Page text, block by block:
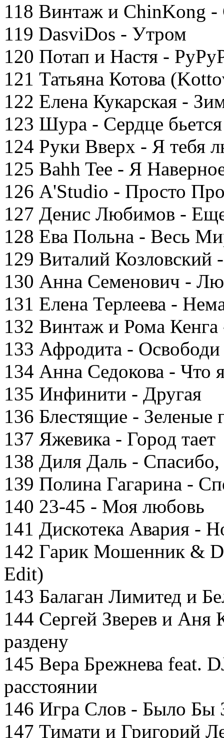
118 Винтаж и ChinKong -
119 DasviDos - Утром
120 Потап и Настя -
121 Татьяна Котова
122 Елена Кукарская -
123 Шура - Сердце бьется
124 Руки Вверх - Я тебя
125 Bahh Tee - Я
126 A'Studio - Просто
127 Денис Любимов -
128 Ева Польна - Весь
129 Виталий Козловский
130 Анна Семенович -
131 Елена Терлеева -
132 Винтаж и Рома Кенга
133 Афродита -
134 Анна Седокова - Что
135 Инфинити - Другая
136 Блестящие - Зеленые
137 Яжевика - Город тает
138 Диля Даль -
139 Полина Гагарина -
140 23-45 - Моя любовь
141 Дискотека Авария -
142 Гарик Мошенник &
Edit)
143 Балаган Лимитед и
144 Сергей Зверев и Аня
раздену
145 Вера Брежнева feat.
расстоянии
146 Игра Слов - Было Бы
147 Тимати и Григорий